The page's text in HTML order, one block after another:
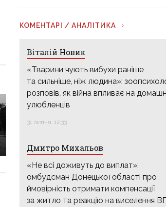
КОМЕНТАРІ / АНАЛІТИКА
Віталій Новик
«Тварини чують вибухи раніше
та сильніше, ніж людина»:
розповів, як війна впливає на
улюбленців
31 липня, 12:33
Дмитро Михальов
«Не всі доживуть до виплат»:
омбудсман Донецької області про
ймовірність отримати компенсації
за житло та реакцію на виселення